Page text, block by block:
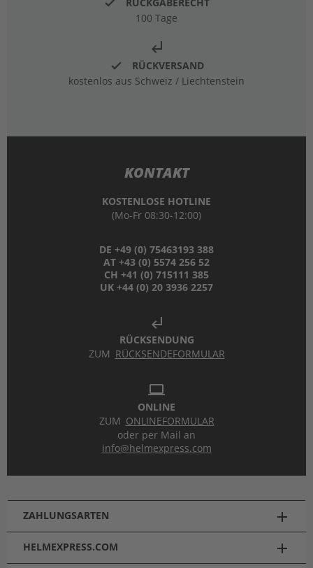
100 Tage
subdirectory_arrow_left
RÜCKVERSAND
kostenlos aus Schweiz / Liechtenstein
KONTAKT
KOSTENLOSE HOTLINE
(Mo-Fr 08:30-12:00)
DE +49 (0) 75463193 388
AT +43 (0) 5574 256 52
CH +41 (0) 715111 385
UK +44 (0) 20 3936 2257
subdirectory_arrow_left
RÜCKSENDUNG
ZUM RÜCKSENDEFORMULAR
laptop
ONLINE
ZUM ONLINEFORMULAR
oder per Mail an
info@helmexpress.com
ZAHLUNGSARTEN add
HELMEXPRESS.COM add